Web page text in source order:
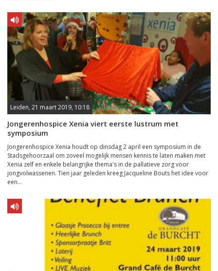
Leiden, 21 maart 2019, 10:18
Jongerenhospice Xenia viert eerste lustrum met
symposium
Jongerenhospice Xenia houdt op dinsdag 2 april een symposium in de
Stadsgehoorzaal om zoveel mogelijk mensen kennis te laten maken met
Xenia zelf en enkele belangrijke thema's in de pallatieve zorg voor
jongvolwassenen. Tien jaar geleden kreeg Jacqueline Bouts het idee voor
een...